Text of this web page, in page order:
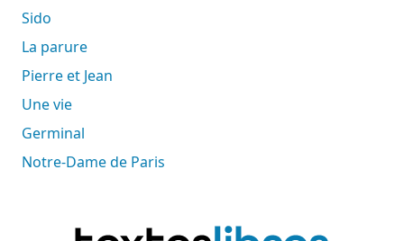
Sido
La parure
Pierre et Jean
Une vie
Germinal
Notre-Dame de Paris